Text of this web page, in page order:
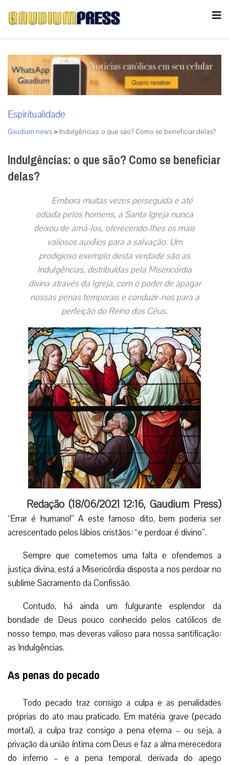
Espiritualidade
Gaudium news > Indulgências: o que são? Como se beneficiar delas?
Indulgências: o que são? Como se beneficiar
delas?
Embora muitas vezes perseguida e até
odiada pelos homens, a Santa Igreja nunca
deixou de amá-los, oferecendo-lhes os mais
valiosos auxílios para a salvação. Um
prodigioso exemplo desta verdade são as
Indulgências, distribuídas pela Misericórdia
divina através da Igreja, com o poder de apagar
nossas penas temporais e conduzir-nos para a
perfeição do Reino dos Céus.
Redação (18/06/2021 12:16,Gaudium Press)
“Errar é humano!” A este famoso dito, bem poderia ser
acrescentado pelos lábios cristãos: “e perdoar é divino”.
Sempre que cometemos uma falta e ofendemos a
justiça divina, está a Misericórdia disposta a nos perdoar no
sublime Sacramento da Confissão.
Contudo, há ainda um fulgurante esplendor da
bondade de Deus pouco conhecido pelos católicos de
nosso tempo, mas deveras valioso para nossa santificação:
as Indulgências.
As penas do pecado
Todo pecado traz consigo a culpa e as penalidades
próprias do ato mau praticado. Em matéria grave (pecado
mortal), a culpa traz consigo a pena eterna – ou seja, a
privação da união íntima com Deus e faz a alma merecedora
do inferno – e a pena temporal, derivada do apego